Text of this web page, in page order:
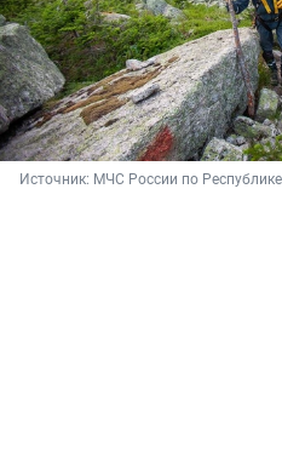
Источник: МЧС России по